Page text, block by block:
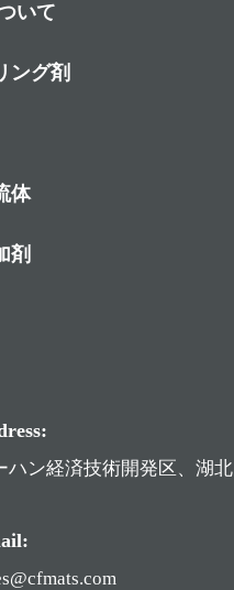
いて
ング剤
体
剤
ハン経済技術開発区、湖北